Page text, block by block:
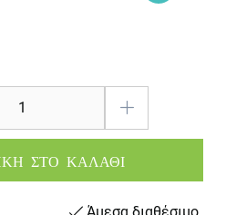
ΣΤΟ ΚΑΛΑΘΙ